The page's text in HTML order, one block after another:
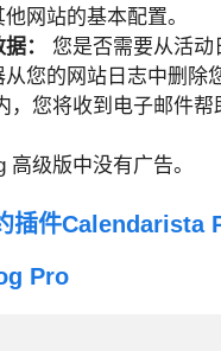
网站的基本配置。
：
您是否需要从活动
您的网站日志中删除
，您将收到电子邮件
高级版中没有广告。
插件Calendarista
Pro